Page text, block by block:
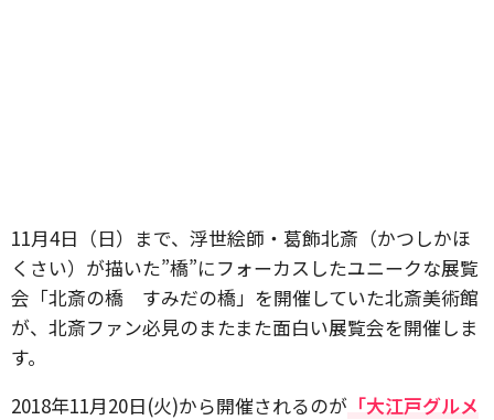
11月4日（日）まで、浮世絵師・葛飾北斎（かつしかほ
くさい）が描いた”橋”にフォーカスしたユニークな展覧
会「北斎の橋 すみだの橋」を開催していた北斎美術館
が、北斎ファン必見のまたまた面白い展覧会を開催しま
す。
2018年11月20日(火)から開催されるのが 「大江戸グルメ